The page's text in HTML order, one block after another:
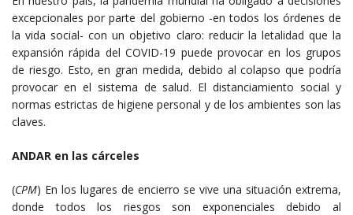
excepcionales por parte del gobierno -en todos los órdenes de
la vida social- con un objetivo claro: reducir la letalidad que la
expansión rápida del COVID-19 puede provocar en los grupos
de riesgo. Esto, en gran medida, debido al colapso que podría
provocar en el sistema de salud. El distanciamiento social y
normas estrictas de higiene personal y de los ambientes son las
claves.
ANDAR en las cárceles
(CPM) En los lugares de encierro se vive una situación extrema,
donde todos los riesgos son exponenciales debido al